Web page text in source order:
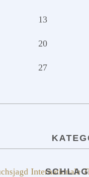
13
20
27
Internationale